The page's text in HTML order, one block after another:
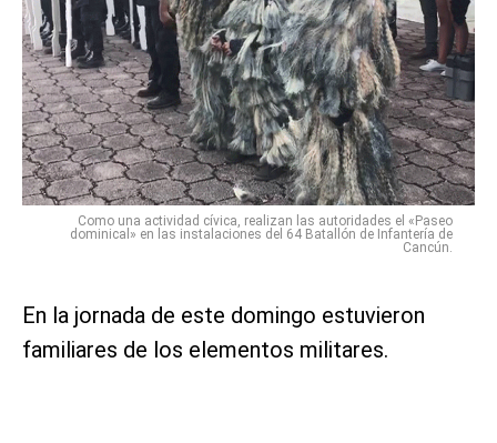
Como una actividad cívica, realizan las autoridades el «Paseo
dominical» en las instalaciones del 64 Batallón de Infantería de
Cancún.
En la jornada de este domingo estuvieron
familiares de los elementos militares.